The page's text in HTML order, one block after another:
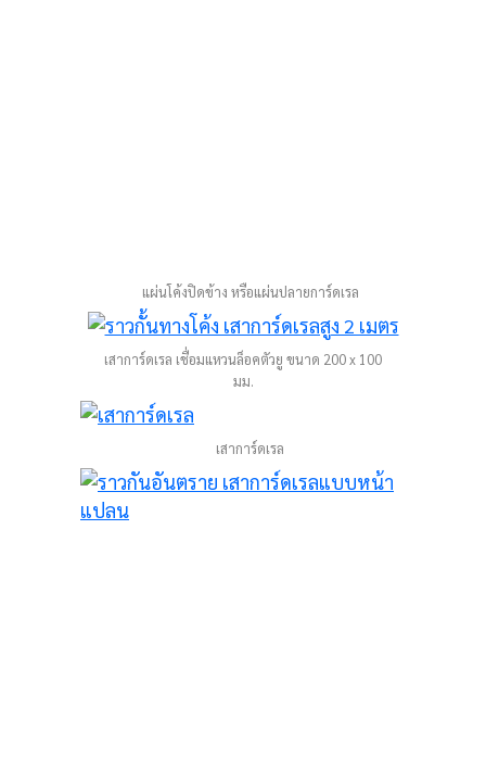
แผ่นโค้งปิดข้าง หรือแผ่นปลายการ์ดเรล
เสาการ์ดเรล เชื่อมแหวนล็อคตัวยู ขนาด 200 x 100
มม.
เสาการ์ดเรล